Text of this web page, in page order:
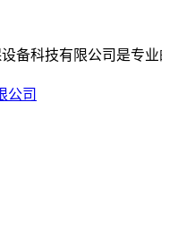
备科技有限公司是专业